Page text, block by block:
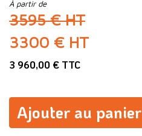
À partir de
3595 € HT
3300 € HT
3 960,00 € TTC
Ajouter au panier